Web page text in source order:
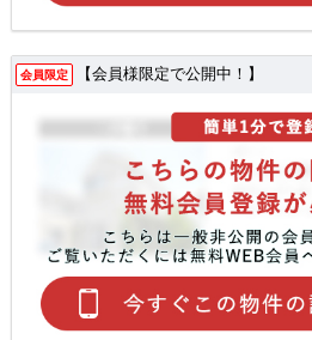
会員限定 【会員様限定で公開中！】